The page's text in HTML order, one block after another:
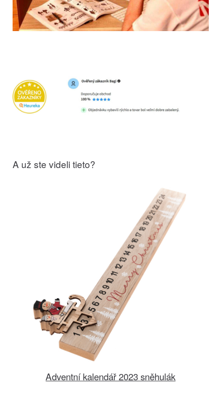
A už ste videli tieto?
Adventní kalendář 2023 sněhulák